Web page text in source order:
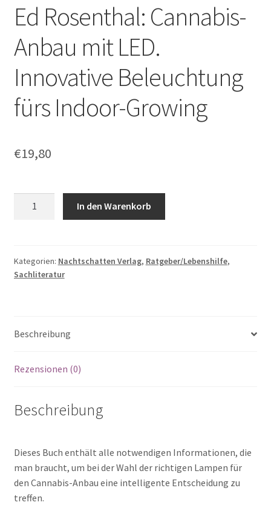
Ed Rosenthal: Cannabis-
Anbau mit LED.
Innovative Beleuchtung
fürs Indoor-Growing
€19,80
mit
LED.
Indoor-
Menge
In den Warenkorb
Kategorien: Nachtschatten Verlag, Ratgeber/Lebenshilfe,
Sachliteratur
Beschreibung
Rezensionen (0)
Beschreibung
Dieses Buch enthält alle notwendigen Informationen, die
man braucht, um bei der Wahl der richtigen Lampen für
den Cannabis-Anbau eine intelligente Entscheidung zu
treffen.